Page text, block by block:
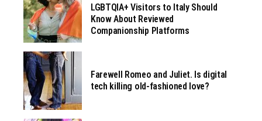
LGBTQIA+ Visitors to Italy Should
Know About Reviewed
Companionship Platforms
Farewell Romeo and Juliet. Is digital
tech killing old-fashioned love?